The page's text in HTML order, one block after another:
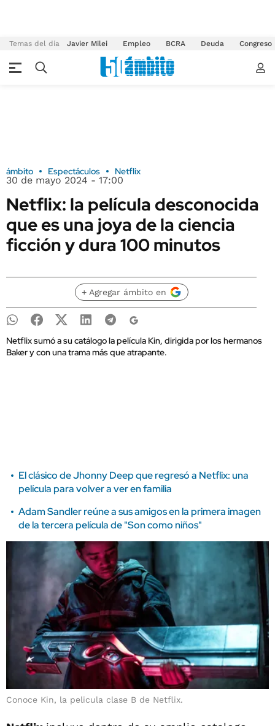
Temas del día Javier Milei Empleo BCRA Deuda Congreso
ámbito Espectáculos Netflix
30 de mayo 2024 - 17:00
Netflix: la película desconocida
que es una joya de la ciencia
ficción y dura 100 minutos
+ Agregar ámbito en
Netflix sumó a su catálogo la película Kin, dirigida por los hermanos
Baker y con una trama más que atrapante.
El clásico de Jhonny Deep que regresó a Netflix: una
película para volver a ver en familia
Adam Sandler reúne a sus amigos en la primera imagen
de la tercera película de "Son como niños"
Conoce Kin, la pelicula clase B de Netflix.